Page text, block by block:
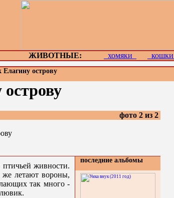
ЖИВОТНЫЕ: хомяки кошки
острову
фото 2 из 2
живности.
летают вороны,
так много -
последние альбомы